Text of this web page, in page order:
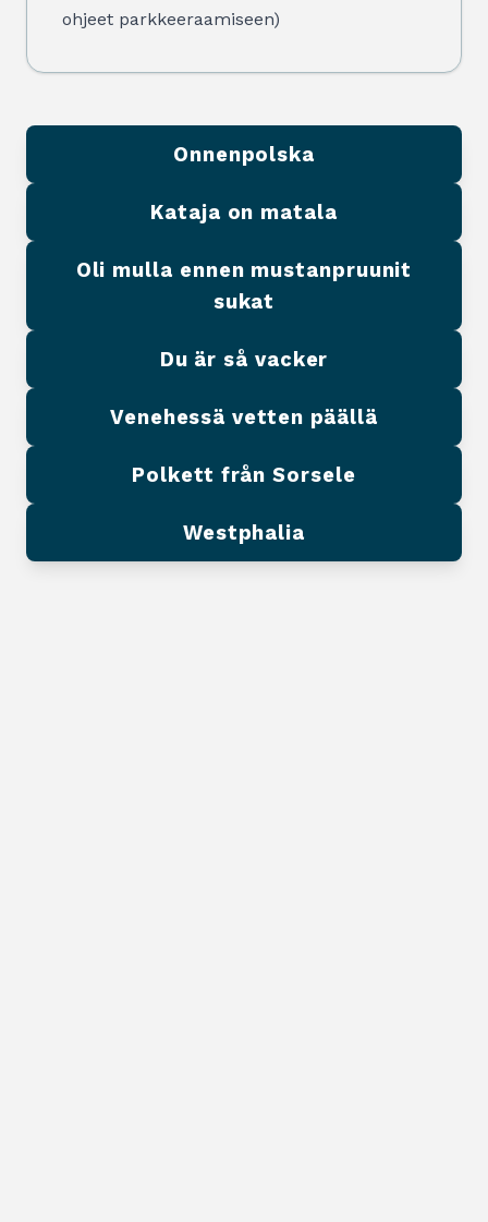
ohjeet parkkeeraamiseen)
Onnenpolska
Kataja on matala
Oli mulla ennen mustanpruunit
sukat
Du är så vacker
Venehessä vetten päällä
Polkett från Sorsele
Westphalia